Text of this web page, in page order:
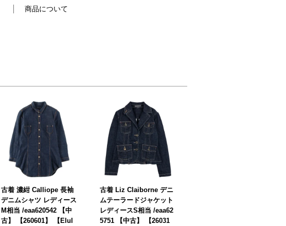
商品について
古着 濃紺 Calliope 長袖
デニムシャツ レディース
M相当 /eaa620542 【中
古】 【260601】 【Elul
古着 Liz Claiborne デニ
ムテーラードジャケット
レディースS相当 /eaa62
5751 【中古】 【26031